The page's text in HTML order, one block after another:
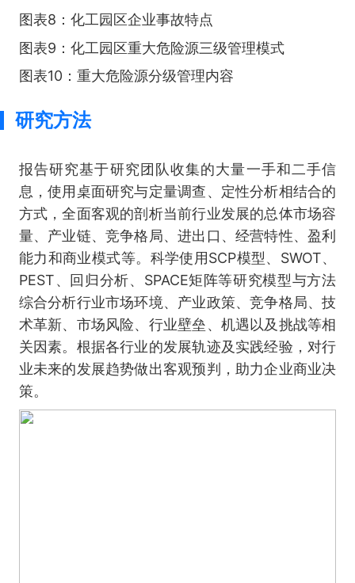
图表8：化工园区企业事故特点
图表9：化工园区重大危险源三级管理模式
图表10：重大危险源分级管理内容
研究方法
报告研究基于研究团队收集的大量一手和二手信
息，使用桌面研究与定量调查、定性分析相结合的
方式，全面客观的剖析当前行业发展的总体市场容
量、产业链、竞争格局、进出口、经营特性、盈利
能力和商业模式等。科学使用SCP模型、SWOT、
PEST、回归分析、SPACE矩阵等研究模型与方法
综合分析行业市场环境、产业政策、竞争格局、技
术革新、市场风险、行业壁垒、机遇以及挑战等相
关因素。根据各行业的发展轨迹及实践经验，对行
业未来的发展趋势做出客观预判，助力企业商业决
策。